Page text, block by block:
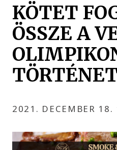
KÖTET
ÖSSZE A
2021. DECEMBER 18.